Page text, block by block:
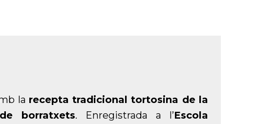
la recepta tradicional tortosina de la
borratxets. Enregistrada a l’Escola